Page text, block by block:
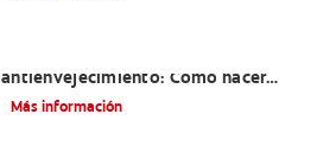
antienvejecimiento: Cómo hacer
retroceder el reloj de tu sonrisa
Más información